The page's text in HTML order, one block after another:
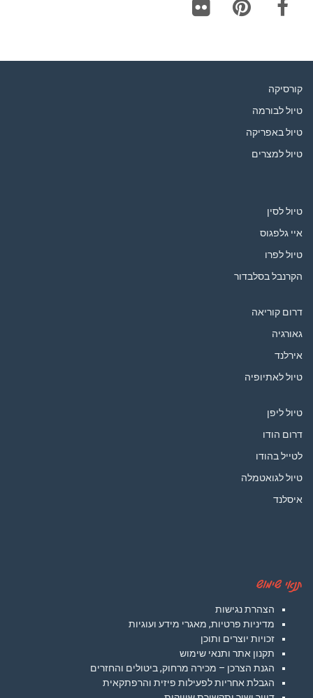
קורסיקה
טיול לבורמה
טיול באפריקה
טיול למצרים
טיול לסין
איי גלפגוס
טיול לפרו
הקרנבל בסלבדור
דרום קוריאה
גאורגיה
אירלנד
טיול לאתיופיה
טיול ליפן
דרום הודו
לטייל בהודו
טיול לגואטמלה
איסלנד
תנאי שימוש
הצהרת נגישות
מדיניות פרטיות, מאגרי מידע ועוגיות
זכויות יוצרים ותוכן
תקנון אתר ותנאי שימוש
הגנת הצרכן – מכירה מרחוק, ביטולים והחזרים
הגבלת אחריות לפעילות פיזית והרפתקאית